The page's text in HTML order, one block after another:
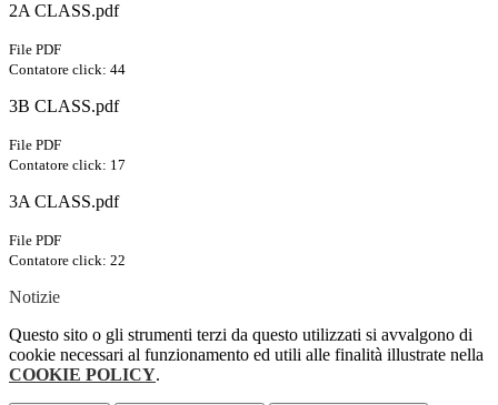
2A CLASS.pdf
File PDF
Contatore click: 44
3B CLASS.pdf
File PDF
Contatore click: 17
3A CLASS.pdf
File PDF
Contatore click: 22
Notizie
Questo sito o gli strumenti terzi da questo utilizzati si avvalgono di
cookie necessari al funzionamento ed utili alle finalità illustrate nella
COOKIE POLICY.